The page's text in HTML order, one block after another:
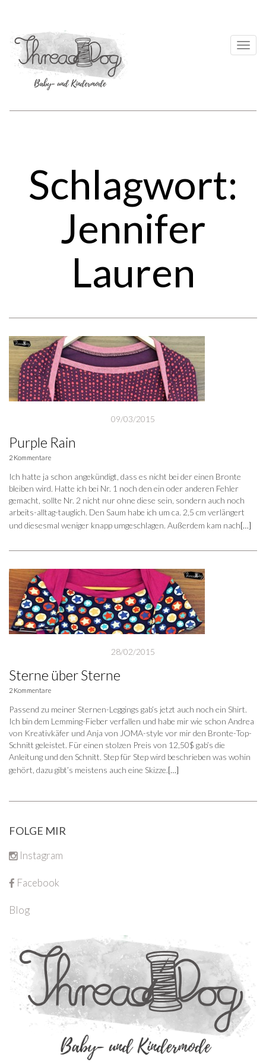
Schlagwort:
Jennifer
Lauren
09/03/2015
Purple Rain
2 Kommentare
Ich hatte ja schon angekündigt, dass es nicht bei der einen Bronte
bleiben wird. Hatte ich bei Nr. 1 noch den ein oder anderen Fehler
gemacht, sollte Nr. 2 nicht nur ohne diese sein, sondern auch noch
arbeits-alltag-tauglich. Den Saum habe ich um ca. 2,5 cm verlängert
und diesesmal weniger knapp umgeschlagen. Außerdem kam nach[…]
28/02/2015
Sterne über Sterne
2 Kommentare
Passend zu meiner Sternen-Leggings gab’s jetzt auch noch ein Shirt.
Ich bin dem Lemming-Fieber verfallen und habe mir wie schon Andrea
von Kreativkäfer und Anja von JOMA-style vor mir den Bronte-Top-
Schnitt geleistet. Für einen stolzen Preis von 12,50$ gab’s die
Anleitung und den Schnitt. Step für Step wird beschrieben was wohin
gehört, dazu gibt’s meistens auch eine Skizze.[…]
FOLGE MIR
Instagram
Facebook
Blog